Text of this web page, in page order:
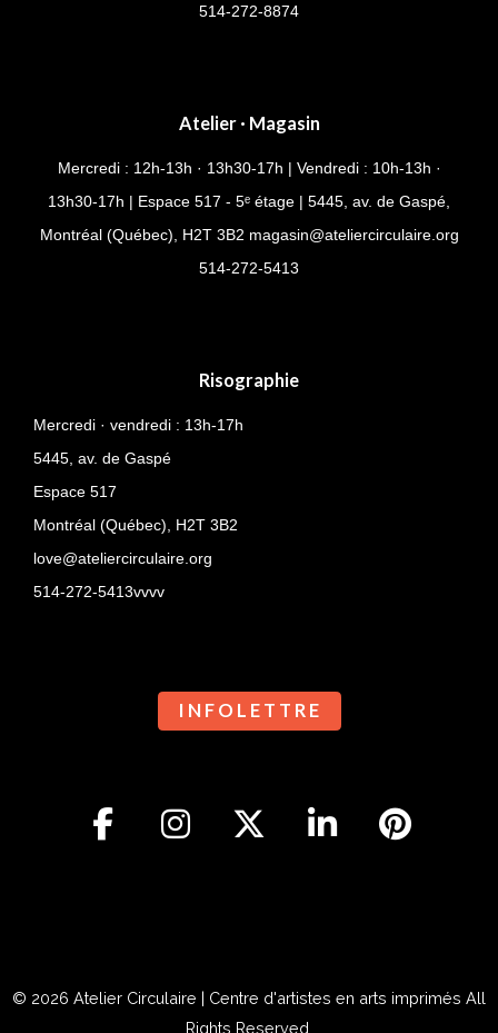
514-272-8874
Atelier · Magasin
Mercredi : 12h-13h · 13h30-17h | Vendredi : 10h-13h ·
13h30-17h | Espace 517 - 5ᵉ étage | 5445, av. de Gaspé,
Montréal (Québec), H2T 3B2 magasin@ateliercirculaire.org
514-272-5413
Risographie
Mercredi · vendredi : 13h-17h
5445, av. de Gaspé
Espace 517
Montréal (Québec), H2T 3B2
love@ateliercirculaire.org
514-272-5413vvvv
I N F O L E T T R E
© 2026 Atelier Circulaire | Centre d'artistes en arts imprimés All
Rights Reserved.